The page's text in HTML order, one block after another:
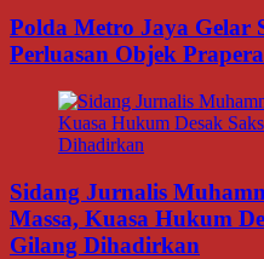
Polda Metro Jaya Gelar
Perluasan Objek
Sidang Jurnalis
Massa, Kuasa Hukum
Gilang Dihadirkan